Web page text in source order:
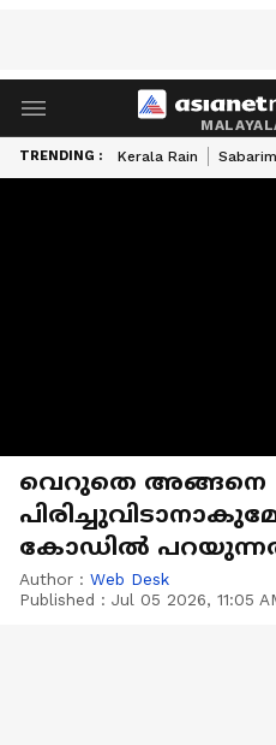
TRENDING : Kerala Rain
വെറുതെ അങ്ങനെ
കോഡില്‍
Author : Web Desk
Published : Jul 05 2026, 11:05